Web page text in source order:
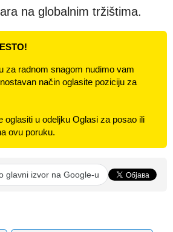
na globalnim tržištima.
za radnom snagom nudimo vam
način oglasite poziciju za
oglasiti u odeljku Oglasi za posao ili
ovu poruku.
glavni izvor na Google-u